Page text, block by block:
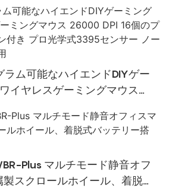
ム可能なハイエンドDIYゲー
イヤレスゲーミングマウス
センサー ノートパソコン PC
Mac用
Plus マルチモード静音オフ
スクロールホイール、着脱式